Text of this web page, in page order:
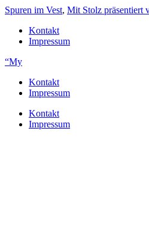
Spuren im Vest, Mit Stolz präsentiert
Kontakt
Impressum
“My
Kontakt
Impressum
Kontakt
Impressum